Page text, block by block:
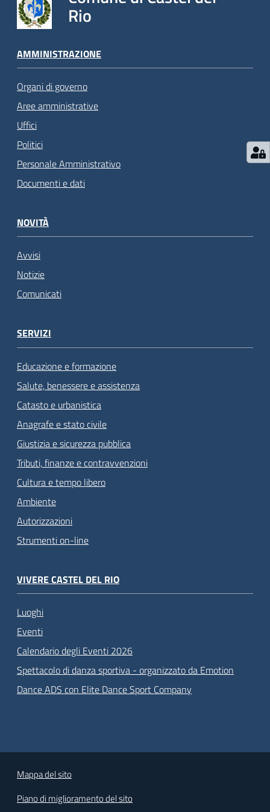
Rio
AMMINISTRAZIONE
Organi di governo
Aree amministrative
Uffici
Politici
Personale Amministrativo
Documenti e dati
NOVITÀ
Avvisi
Notizie
Comunicati
SERVIZI
Educazione e formazione
Salute, benessere e assistenza
Catasto e urbanistica
Anagrafe e stato civile
Giustizia e sicurezza pubblica
Tributi, finanze e contravvenzioni
Cultura e tempo libero
Ambiente
Autorizzazioni
Strumenti on-line
VIVERE CASTEL DEL RIO
Luoghi
Eventi
Calendario degli Eventi 2026
Spettacolo di danza sportiva - organizzato da Emotion
Dance ADS con Elite Dance Sport Company
Mappa del sito
Piano di miglioramento del sito